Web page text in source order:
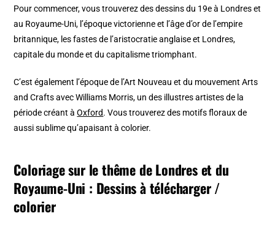
Pour commencer, vous trouverez des dessins du 19e à Londres et
au Royaume-Uni, l’époque victorienne et l’âge d’or de l’empire
britannique, les fastes de l’aristocratie anglaise et Londres,
capitale du monde et du capitalisme triomphant.
C’est également l’époque de l’Art Nouveau et du mouvement Arts
and Crafts avec Williams Morris, un des illustres artistes de la
période créant àOxford. Vous trouverez des motifs floraux de
aussi sublime qu’apaisant à colorier.
Coloriage sur le thême de Londres et du
Royaume-Uni : Dessins à télécharger /
colorier